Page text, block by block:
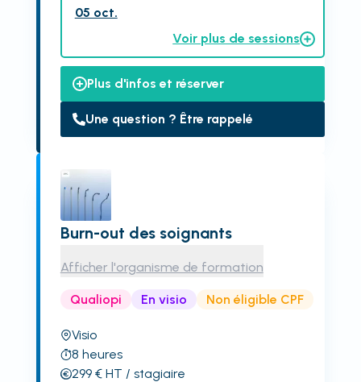
05 oct.
Voir plus de sessions
Plus d'infos et réserver
Une question ? Être rappelé
Burn-out des soignants
Afficher l'organisme de formation
Qualiopi En visio Non éligible CPF
Visio
8 heures
299€ HT / stagiaire